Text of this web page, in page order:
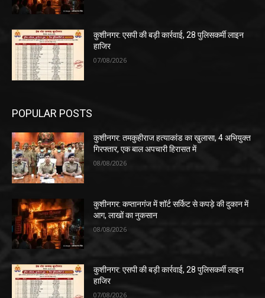
कुशीनगर: एसपी की बड़ी कार्रवाई, 28 पुलिसकर्मी लाइन
हाजिर
07/08/2026
POPULAR POSTS
कुशीनगर: तमकुहीराज हत्याकांड का खुलासा, 4 अभियुक्त
गिरफ्तार, एक बाल अपचारी हिरासत में
08/08/2026
कुशीनगर: कप्तानगंज में शॉर्ट सर्किट से कपड़े की दुकान में
आग, लाखों का नुकसान
08/08/2026
कुशीनगर: एसपी की बड़ी कार्रवाई, 28 पुलिसकर्मी लाइन
हाजिर
07/08/2026